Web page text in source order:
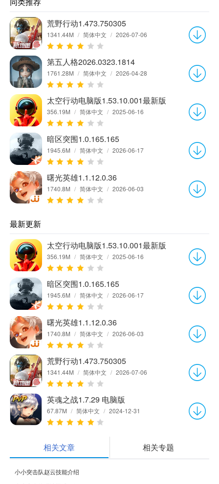
荒野行动1.473.750305
1341.44M / 简体中文 / 2026-07-06
第五人格2026.0323.1814
1761.28M / 简体中文 / 2026-04-28
太空行动电脑版1.53.10.001最新版
356.19M / 简体中文 / 2025-06-16
暗区突围1.0.165.165
1945.6M / 简体中文 / 2026-06-17
曙光英雄1.1.12.0.36
1740.8M / 简体中文 / 2026-06-03
最新更新
太空行动电脑版1.53.10.001最新版
356.19M / 简体中文 / 2025-06-16
暗区突围1.0.165.165
1945.6M / 简体中文 / 2026-06-17
曙光英雄1.1.12.0.36
1740.8M / 简体中文 / 2026-06-03
荒野行动1.473.750305
1341.44M / 简体中文 / 2026-07-06
英魂之战1.7.29 电脑版
67.87M / 简体中文 / 2024-12-31
相关文章 相关专题
小小突击队赵云技能介绍